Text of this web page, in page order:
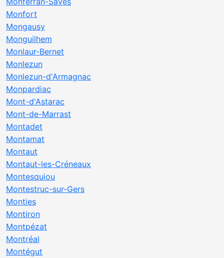
Monfort
Mongausy
Monguilhem
Monlaur-Bernet
Monlezun
Monlezun-d'Armagnac
Monpardiac
Mont-d'Astarac
Mont-de-Marrast
Montadet
Montamat
Montaut
Montaut-les-Créneaux
Montesquiou
Montestruc-sur-Gers
Monties
Montiron
Montpézat
Montréal
Montégut